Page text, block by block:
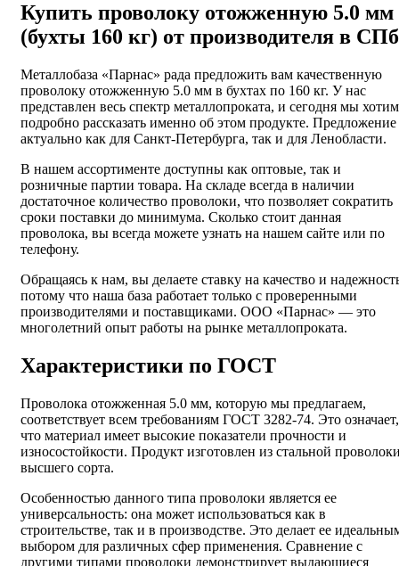
Купить проволоку отожженную 5.0 мм
(бухты 160 кг) от производителя в СПб
Металлобаза «Парнас» рада предложить вам качественную
проволоку отожженную 5.0 мм в бухтах по 160 кг. У нас
представлен весь спектр металлопроката, и сегодня мы хотим
подробно рассказать именно об этом продукте. Предложение
актуально как для Санкт-Петербурга, так и для Ленобласти.
В нашем ассортименте доступны как оптовые, так и
розничные партии товара. На складе всегда в наличии
достаточное количество проволоки, что позволяет сократить
сроки поставки до минимума. Сколько стоит данная
проволока, вы всегда можете узнать на нашем сайте или по
телефону.
Обращаясь к нам, вы делаете ставку на качество и
потому что наша база работает только с проверенными
производителями и поставщиками. ООО «Парнас» — это
многолетний опыт работы на рынке металлопроката.
Характеристики по ГОСТ
Проволока отожженная 5.0 мм, которую мы предлагаем,
соответствует всем требованиям ГОСТ 3282-74. Это означает,
что материал имеет высокие показатели прочности и
износостойкости. Продукт изготовлен из стальной
высшего сорта.
Особенностью данного типа проволоки является ее
универсальность: она может использоваться как в
строительстве, так и в производстве. Это делает ее
выбором для различных сфер применения. Сравнение с
другими типами проволоки демонстрирует выдающиеся